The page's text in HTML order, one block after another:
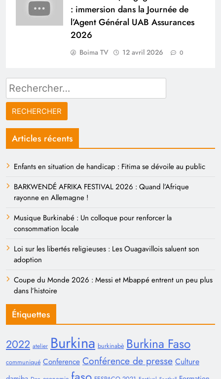
: immersion dans la Journée de
l’Agent Général UAB Assurances
2026
Boima TV 12 avril 2026 0
Rechercher :
Articles récents
Enfants en situation de handicap : Fitima se dévoile au public
BARKWENDÉ AFRIKA FESTIVAL 2026 : Quand l’Afrique
rayonne en Allemagne !
Musique Burkinabé : Un colloque pour renforcer la
consommation locale
Loi sur les libertés religieuses : Les Ouagavillois saluent son
adoption
Coupe du Monde 2026 : Messi et Mbappé entrent un peu plus
dans l’histoire
Étiquettes
2022 atelier Burkina burkinabè Burkina Faso
communiqué Conference Conférence de presse Culture